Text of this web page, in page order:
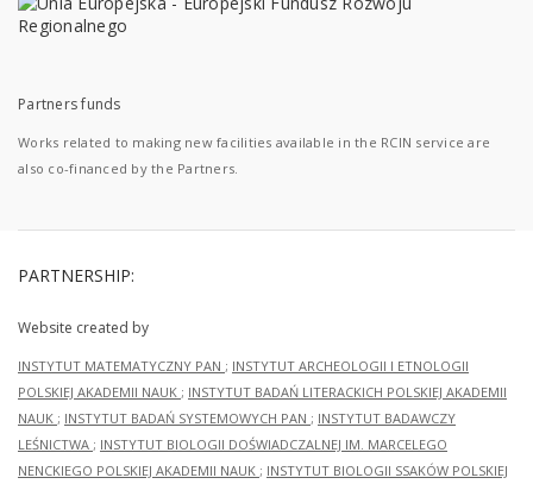
Partners funds
Works related to making new facilities available in the RCIN service are
also co-financed by the Partners.
PARTNERSHIP:
Website created by
INSTYTUT MATEMATYCZNY PAN ; INSTYTUT ARCHEOLOGII I ETNOLOGII
POLSKIEJ AKADEMII NAUK ; INSTYTUT BADAŃ LITERACKICH POLSKIEJ AKADEMII
NAUK ; INSTYTUT BADAŃ SYSTEMOWYCH PAN ; INSTYTUT BADAWCZY
LEŚNICTWA ; INSTYTUT BIOLOGII DOŚWIADCZALNEJ IM. MARCELEGO
NENCKIEGO POLSKIEJ AKADEMII NAUK ; INSTYTUT BIOLOGII SSAKÓW POLSKIEJ